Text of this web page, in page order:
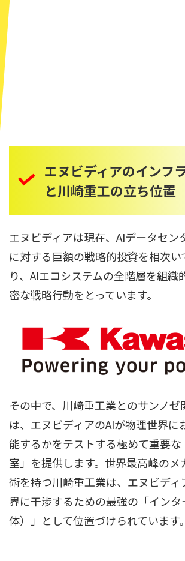
エヌビディアのインフ
と川崎重工の立ち位置
エヌビディアは現在、AIデータセン
に対する巨額の戦略的投資を相次い
り、AIエコシステムの全階層を組織
密な戦略行動をとっています。
その中で、川崎重工業とのサンノゼ
は、エヌビディアのAIが物理世界に
能するかをテストする極めて重要な
室 」を提供します。世界最高峰の
術を持つ川崎重工業は、エヌビディ
界に干渉するための最強の「インタ
体）」として位置づけられています。